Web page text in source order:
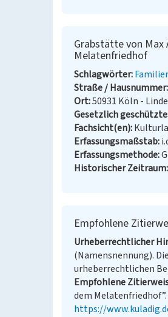
Grabstätte von Max
Melatenfriedhof
Schlagwörter
Straße / Hausnummer
Ort 50931 Köln -
Gesetzlich
Fachsicht(en)
Erfassungsmaßstab
Erfassungsmethode
Historischer Zeitraum
Empfohlene
Urheberrechtlicher
(Namensnennung).
urheberrechtlichen
Empfohlene
dem
https://